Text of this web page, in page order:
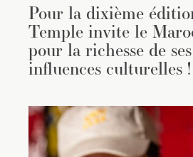
Pour la dixième
Temple invite le
pour la richesse de
influences culturelles